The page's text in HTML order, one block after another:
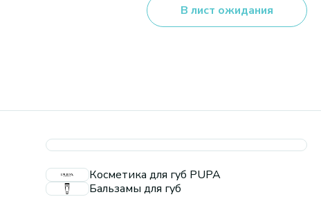
В лист ожидания
Косметика для губ PUPA
Бальзамы для губ